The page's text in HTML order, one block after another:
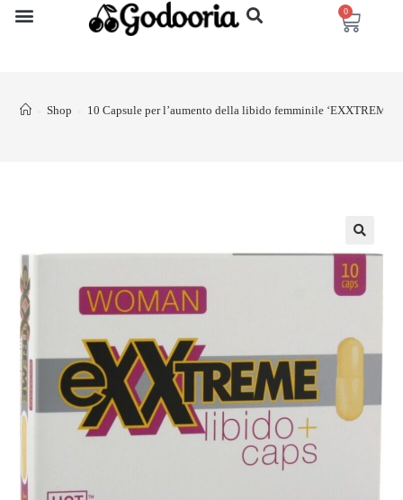
0
> Shop > 10 Capsule per l’aumento della libido femminile ‘EXXTREME’